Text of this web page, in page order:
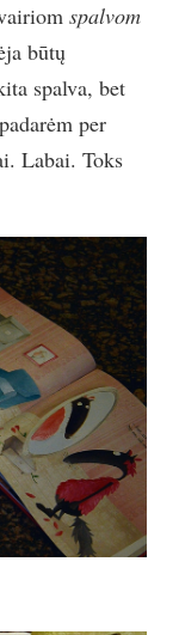
spalvom
būtų
spalva, bet
per
Labai. Toks